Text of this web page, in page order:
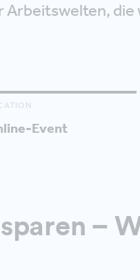
Arbeitswelten, die
Event
–